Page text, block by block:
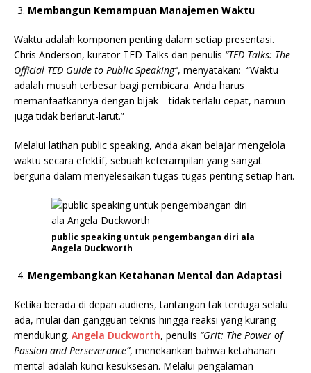
Membangun Kemampuan Manajemen Waktu
Waktu adalah komponen penting dalam setiap presentasi.
Chris Anderson, kurator TED Talks dan penulis “TED Talks: The
Official TED Guide to Public Speaking”, menyatakan: “Waktu
adalah musuh terbesar bagi pembicara. Anda harus
memanfaatkannya dengan bijak—tidak terlalu cepat, namun
juga tidak berlarut-larut.”
Melalui latihan public speaking, Anda akan belajar mengelola
waktu secara efektif, sebuah keterampilan yang sangat
berguna dalam menyelesaikan tugas-tugas penting setiap hari.
public speaking untuk pengembangan diri ala
Angela Duckworth
Mengembangkan Ketahanan Mental dan Adaptasi
Ketika berada di depan audiens, tantangan tak terduga selalu
ada, mulai dari gangguan teknis hingga reaksi yang kurang
mendukung. Angela Duckworth, penulis “Grit: The Power of
Passion and Perseverance”, menekankan bahwa ketahanan
mental adalah kunci kesuksesan. Melalui pengalaman